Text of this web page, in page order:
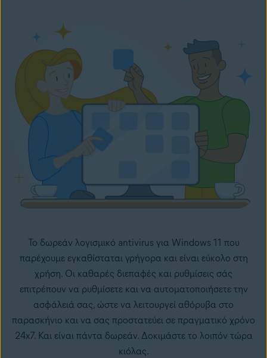
Το δωρεάν λογισμικό antivirus για Windows 11 που
παρέχουμε εγκαθίσταται γρήγορα και είναι εύκολο στη
χρήση. Οι καθαρές διεπαφές και ρυθμίσεις σάς
επιτρέπουν να ρυθμίσετε και να αυτοματοποιήσετε την
ασφάλειά σας, ώστε να λειτουργεί αθόρυβα στο
παρασκήνιο και να σας προστατεύει σε πραγματικό χρόνο
24x7. Και είναι πάντα δωρεάν. Δοκιμάστε το λοιπόν τώρα
κιόλας.